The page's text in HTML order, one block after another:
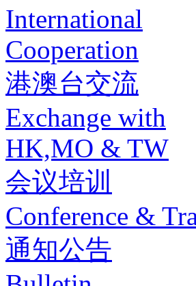
International
Cooperation
港澳台交流
Exchange with
HK,MO & TW
会议培训
Conference &
通知公告